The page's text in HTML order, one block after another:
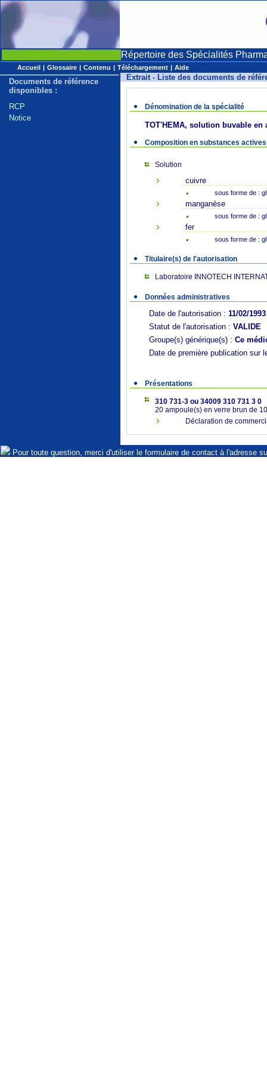
Répertoire des Spécialités
Accueil | Glossaire | Contenu | Téléchargement | Aide
Documents de référence
disponibles :
RCP
Notice
Extrait - Liste des documents de
Dénomination de la spécialité
TOT'HEMA, solution buvable en
Composition en substances actives
Solution
cuivre
sous forme de :
manganèse
sous forme de :
fer
sous forme de :
Titulaire(s) de l'autorisation
Laboratoire INNOTECH
Données administratives
Date de l'autorisation : 11/02/1993
Statut de l'autorisation : VALIDE
Groupe(s) générique(s) : Ce
Date de première publication sur
Présentations
310 731-3 ou 34009 310 731 3 0
20 ampoule(s) en verre brun de
Déclaration de
Pour toute question, merci d'utiliser le formulaire de contact à l'adresse